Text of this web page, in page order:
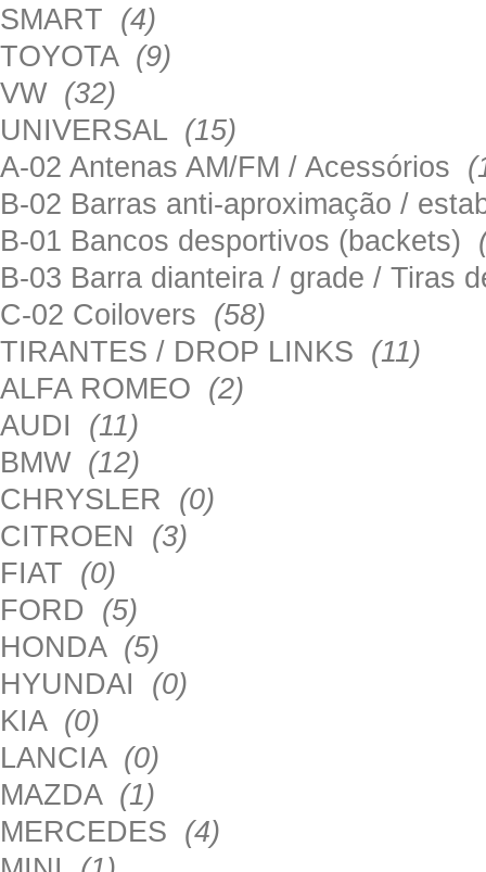
SMART (4)
TOYOTA (9)
VW (32)
UNIVERSAL (15)
A-02 Antenas AM/FM / Acessórios
B-02 Barras anti-aproximação /
B-01 Bancos desportivos (backets)
B-03 Barra dianteira / grade / Tiras
C-02 Coilovers (58)
TIRANTES / DROP LINKS (11)
ALFA ROMEO (2)
AUDI (11)
BMW (12)
CHRYSLER (0)
CITROEN (3)
FIAT (0)
FORD (5)
HONDA (5)
HYUNDAI (0)
KIA (0)
LANCIA (0)
MAZDA (1)
MERCEDES (4)